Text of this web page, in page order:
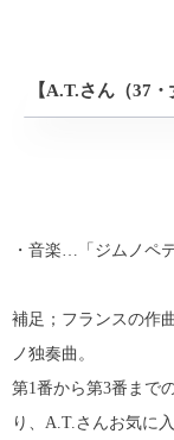
【A.T.さん（37
・音楽…「ジムノペ
補足；フランスの作
ノ独奏曲。
第1番から第3番まで
り、A.T.さんお気に